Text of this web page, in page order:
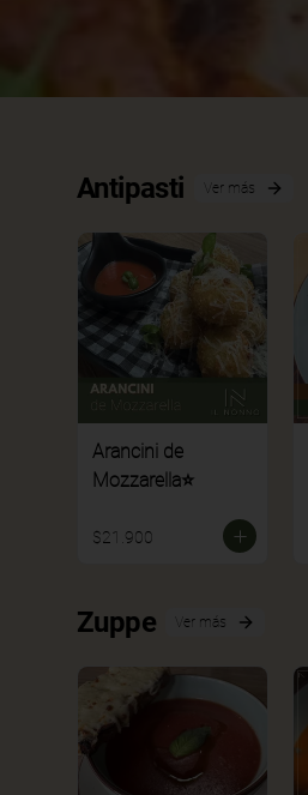
Antipasti Ver más
Arancini de
Mozzarella⭐
$21.900
Zuppe Ver más